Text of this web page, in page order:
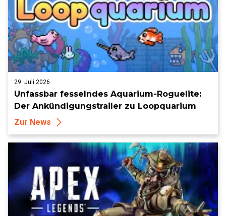
29. Juli 2026
Unfassbar fesselndes Aquarium-Roguelite:
Der Ankündigungstrailer zu Loopquarium
Zur News